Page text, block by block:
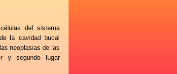
del sistema
la cavidad bucal
neoplasias de las
y segundo lugar